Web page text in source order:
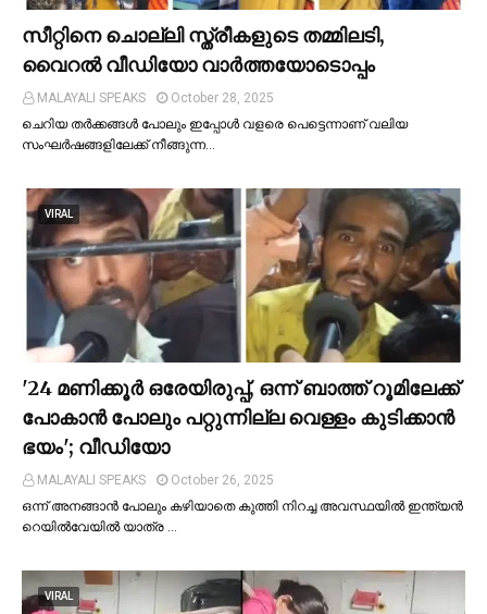
സീറ്റിനെ ചൊല്ലി സ്ത്രീകളുടെ തമ്മിലടി,
വൈറല്‍ വീഡിയോ വാർത്തയോടൊപ്പം
MALAYALI SPEAKS
October 28, 2025
ചെറിയ തര്‍ക്കങ്ങള്‍ പോലും ഇപ്പോള്‍ വളരെ പെട്ടെന്നാണ് വലിയ
സംഘര്‍ഷങ്ങളിലേക്ക് നീങ്ങുന്ന…
VIRAL
'24 മണിക്കൂര്‍ ഒരേയിരുപ്പ്, ഒന്ന് ബാത്ത് റൂമിലേക്ക്
പോകാന്‍ പോലും പറ്റുന്നില്ല വെള്ളം കുടിക്കാന്‍
ഭയം'; വീഡിയോ
MALAYALI SPEAKS
October 26, 2025
ഒന്ന് അനങ്ങാന്‍ പോലും കഴിയാതെ കുത്തി നിറച്ച അവസ്ഥയില്‍ ഇന്ത്യന്‍
റെയില്‍വേയില്‍ യാത്ര …
VIRAL